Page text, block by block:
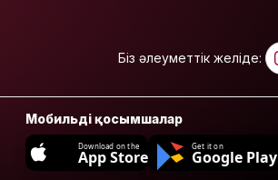
90
жылдығымен
құттықтады
Телефон
Біз әлеуметтік желіде:
Мобильді қосымшалар
Download on the
App Store
Get it on
Google Play